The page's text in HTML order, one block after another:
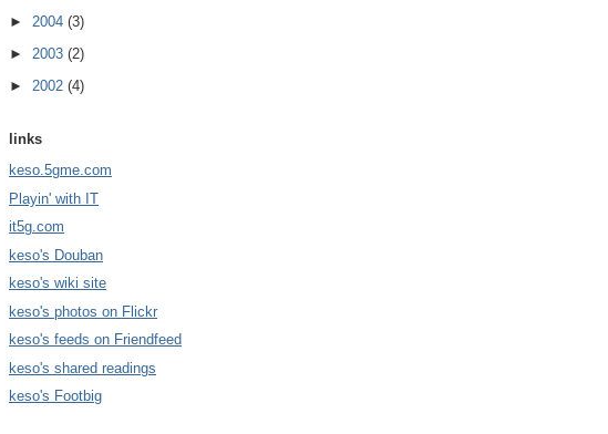
► 2004 (3)
► 2003 (2)
► 2002 (4)
links
keso.5gme.com
Playin' with IT
it5g.com
keso's Douban
keso's wiki site
keso's photos on Flickr
keso's feeds on Friendfeed
keso's shared readings
keso's Footbig